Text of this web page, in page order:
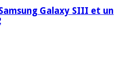
Galaxy SIII et un